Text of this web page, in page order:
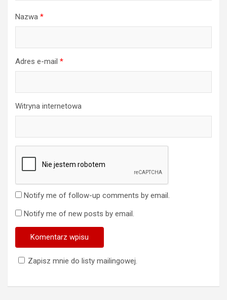
Nazwa *
Adres e-mail *
Witryna internetowa
Notify me of follow-up comments by email.
Notify me of new posts by email.
Zapisz mnie do listy mailingowej.